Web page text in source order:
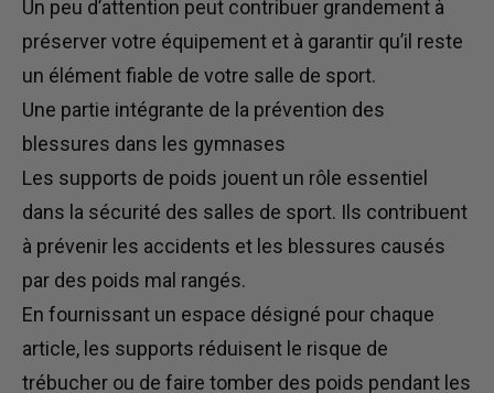
Un peu d’attention peut contribuer grandement à
préserver votre équipement et à garantir qu’il reste
un élément fiable de votre salle de sport.
Une partie intégrante de la prévention des
blessures dans les gymnases
Les supports de poids jouent un rôle essentiel
dans la sécurité des salles de sport. Ils contribuent
à prévenir les accidents et les blessures causés
par des poids mal rangés.
En fournissant un espace désigné pour chaque
article, les supports réduisent le risque de
trébucher ou de faire tomber des poids pendant les